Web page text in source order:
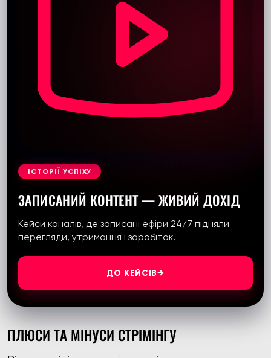
ІСТОРІЇ УСПІХУ
ЗАПИСАНИЙ КОНТЕНТ — ЖИВИЙ ДОХІД
Кейси каналів, де записані ефіри 24/7 підняли
перегляди, утримання і заробіток.
ДО КЕЙСІВ→
ПЛЮСИ ТА МІНУСИ СТРІМІНГУ